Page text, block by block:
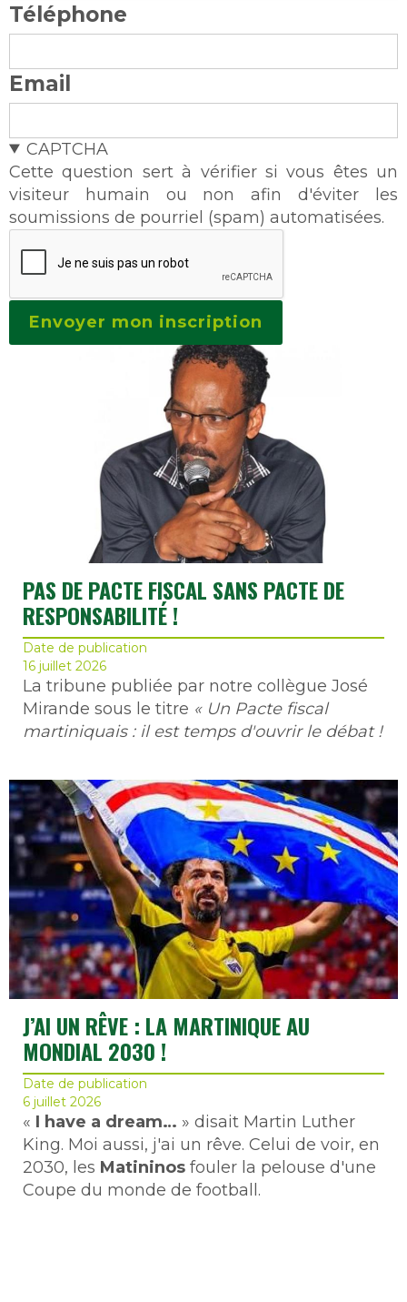
Téléphone
Email
CAPTCHA
Cette question sert à vérifier si vous êtes un
visiteur humain ou non afin d'éviter les
soumissions de pourriel (spam) automatisées.
PAS DE PACTE FISCAL SANS PACTE DE
RESPONSABILITÉ !
Date de publication
16 juillet 2026
La tribune publiée par notre collègue José
Mirande sous le titre « Un Pacte fiscal
martiniquais : il est temps d'ouvrir le débat !
J’AI UN RÊVE : LA MARTINIQUE AU
MONDIAL 2030 !
Date de publication
6 juillet 2026
« I have a dream… » disait Martin Luther
King. Moi aussi, j'ai un rêve. Celui de voir, en
2030, les Matininos fouler la pelouse d'une
Coupe du monde de football.